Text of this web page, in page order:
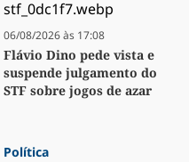
06/08/2026 às 17:08
Flávio Dino pede vista e
suspende julgamento do
STF sobre jogos de azar
Política